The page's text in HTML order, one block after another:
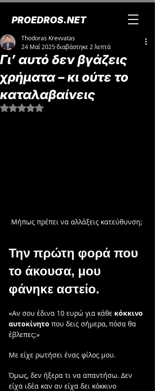
PROEDROS.NET
Γι’ αυτό δεν βγάζεις
χρήματα – κι ούτε το
καταλαβαίνεις
Thodoras Krevvatas
24 Μαΐ 2025διαβάστηκε 2 λεπτά
Βαθμολογήθηκε με NaN από 5 αστέρια.
Μήπως πρέπει να αλλάξεις κατεύθυνση;
Την πρώτη φορά που
το άκουσα, μου
φάνηκε αστείο.
«Αν σου έδινα 10 ευρώ για κάθε κόκκινο
αυτοκίνητο που δεις σήμερα, πόσα θα
έβλεπες;»
Με είχε ρωτήσει ένας φίλος μου.
Όμως, δεν ήξερα τι να απαντήσω. Δεν
είχα ιδέα καν αν είχα δει κόκκινο